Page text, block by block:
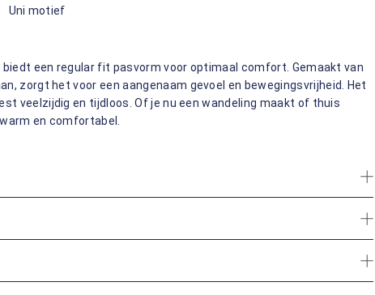
Uni motief
een regular fit pasvorm voor optimaal comfort. Gemaakt van
zorgt het voor een aangenaam gevoel en bewegingsvrijheid. Het
veelzijdig en tijdloos. Of je nu een wandeling maakt of thuis
en comfortabel.